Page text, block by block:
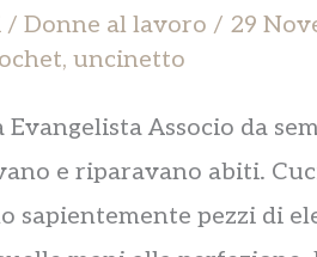
/ Donne al lavoro / 29
, uncinetto
Evangelista Associo da
e riparavano abiti.
sapientemente pezzi di